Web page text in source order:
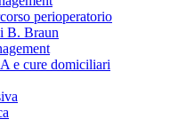
perioperatorio
B. Braun
e cure domiciliari